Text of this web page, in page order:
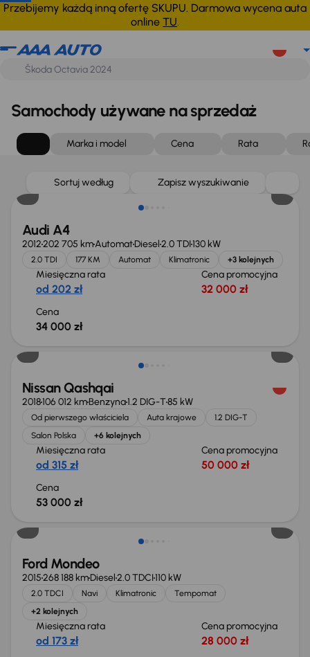
Przebijemy każdą inną ofertę SKUPU. Darmowa wycena auta
online TU.
Samochody używane na sprzedaż
Marka i model Cena Rata
Sortuj według Zapisz wyszukiwanie
Audi A4
2012202 705 kmAutomatDiesel2.0 TDI130 kW
2.0 TDI 177 KM Automat Klimatronic +3 kolejnych
Miesięczna rata
od 202 zł
Cena promocyjna
32 000 zł
Cena
34 000 zł
Nissan Qashqai
2018106 012 kmBenzyna1.2 DIG-T85 kW
Od pierwszego właściciela Auta krajowe
1.2 DIG-T
Salon Polska
+6 kolejnych
Miesięczna rata
od 315 zł
Cena promocyjna
50 000 zł
Cena
53 000 zł
Taniej o 1 000 zł
Ford Mondeo
2015268 188 kmDiesel2.0 TDCI110 kW
2.0 TDCI Navi Klimatronic
Tempomat
+2 kolejnych
Miesięczna rata
od 173 zł
Cena promocyjna
28 000 zł